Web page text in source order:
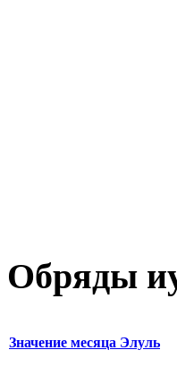
Обряды
Значение месяца Элуль